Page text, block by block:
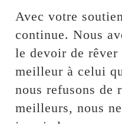
Avec votre
continue. Nous
le devoir de rêver
meilleur à celui
nous refusons de
meilleurs, nous